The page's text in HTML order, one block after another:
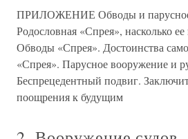
ПРИЛОЖЕНИЕ Обводы и
Родословная «Спрея», насколько
Обводы «Спрея». Достоинства
«Спрея». Парусное вооружение и
Беспрецедентный подвиг.
поощрения к будущим